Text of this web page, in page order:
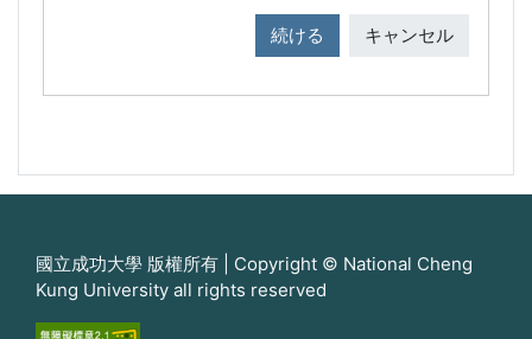
続ける キャンセル
國立成功大學 版權所有 | Copyright © National Cheng
Kung University all rights reserved